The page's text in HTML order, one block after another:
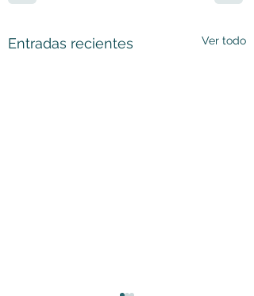
Entradas recientes Ver todo